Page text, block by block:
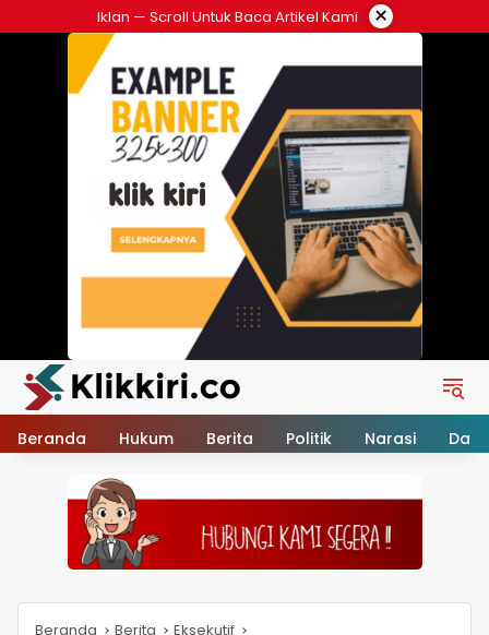
ke
Iklan — Scroll Untuk Baca Artikel Kami ×
Beranda Hukum Berita Politik Narasi
Beranda Berita Eksekutif